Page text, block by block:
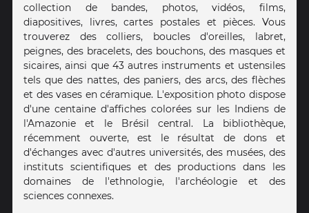
collection de bandes, photos, vidéos, films,
diapositives, livres, cartes postales et pièces. Vous
trouverez des colliers, boucles d'oreilles, labret,
peignes, des bracelets, des bouchons, des masques et
sicaires, ainsi que 43 autres instruments et ustensiles
tels que des nattes, des paniers, des arcs, des flèches
et des vases en céramique. L'exposition photo dispose
d'une centaine d'affiches colorées sur les Indiens de
l'Amazonie et le Brésil central. La bibliothèque,
récemment ouverte, est le résultat de dons et
d'échanges avec d'autres universités, des musées, des
instituts scientifiques et des productions dans les
domaines de l'ethnologie, l'archéologie et des
sciences connexes.